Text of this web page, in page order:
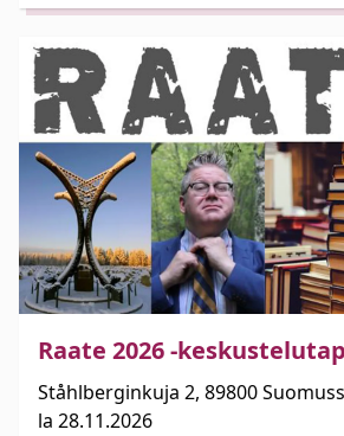
Raate 2026 -
Ståhlberginkuja 2, 89800
la 28.11.2026